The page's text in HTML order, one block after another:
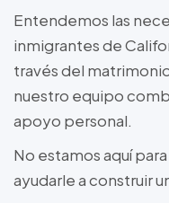
Entendemos las
inmigrantes de
través del
nuestro equipo
apoyo personal.
No estamos aquí
ayudarle a construir